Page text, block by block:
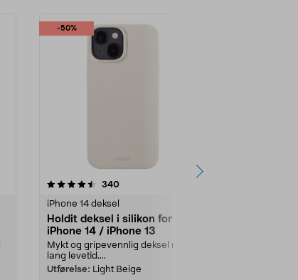
-50%
340anmeldelser
iPhone 14 deksel
Holdit deksel i silikon for
iPhone 14 / iPhone 13
Mykt og gripevennlig deksel med
lang levetid....
Utførelse: Light Beige
4.5 av 5 stjerner